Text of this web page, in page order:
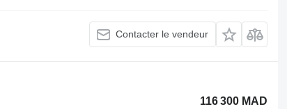
Contacter le vendeur
116 300 MAD